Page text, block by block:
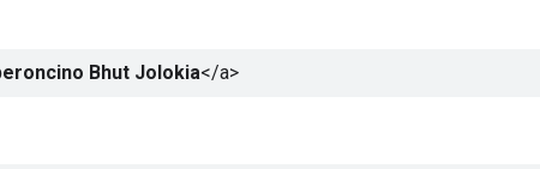
Bhut Jolokia</a>